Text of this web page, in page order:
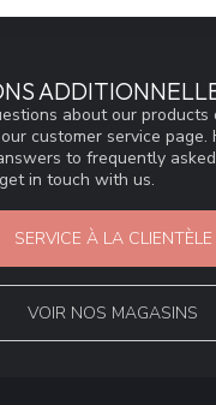
about our products
customer service
to frequently
in touch with us.
SERVICE À LA CLIENTÈLE
VOIR NOS MAGASINS